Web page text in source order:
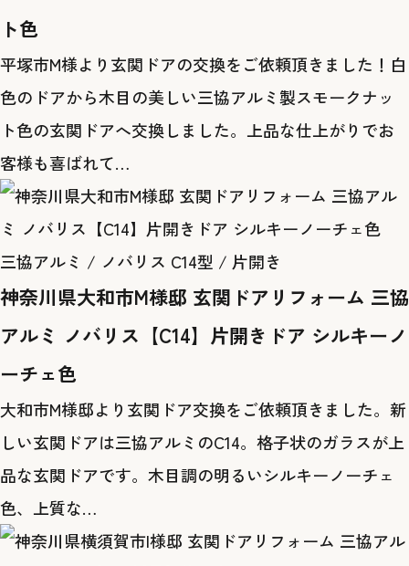
ト色
平塚市M様より玄関ドアの交換をご依頼頂きました！白
色のドアから木目の美しい三協アルミ製スモークナッ
ト色の玄関ドアへ交換しました。上品な仕上がりでお
客様も喜ばれて…
三協アルミ / ノバリス C14型 / 片開き
神奈川県大和市M様邸 玄関ドアリフォーム 三協
アルミ ノバリス【C14】片開きドア シルキーノ
ーチェ色
大和市M様邸より玄関ドア交換をご依頼頂きました。新
しい玄関ドアは三協アルミのC14。格子状のガラスが上
品な玄関ドアです。木目調の明るいシルキーノーチェ
色、上質な…